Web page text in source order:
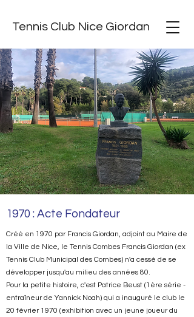
Tennis Club Nice Giordan
1970 : Acte Fondateur
Créé en 1970 par Francis Giordan, adjoint au Maire de
la Ville de Nice, le Tennis Combes Francis Giordan (ex
Tennis Club Municipal des Combes) n'a cessé de se
développer jusqu'au milieu des années 80.
Pour la petite histoire, c'est Patrice Beust (1ère série -
entraîneur de Yannick Noah) qui a inauguré le club le
20 février 1970 (exhibition avec un jeune joueur du